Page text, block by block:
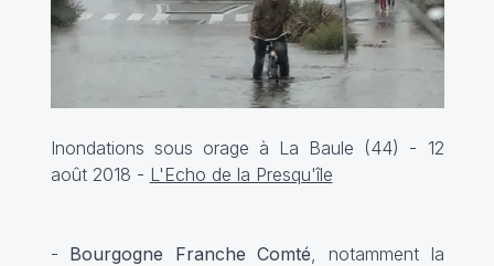
Inondations sous orage à La Baule (44) - 12
août 2018 - L'Echo de la Presqu'île
- Bourgogne Franche Comté , notamment la